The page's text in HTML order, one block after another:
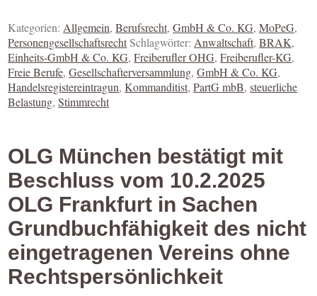
Kategorien:Allgemein,Berufsrecht,GmbH & Co. KG,MoPeG,
PersonengesellschaftsrechtSchlagwörter:Anwaltschaft,BRAK,
Einheits-GmbH & Co. KG,Freiberufler OHG,Freiberufler-KG,
Freie Berufe,Gesellschafterversammlung,GmbH & Co. KG,
Handelsregistereintragun,Kommanditist,PartG mbB,steuerliche
Belastung,Stimmrecht
OLG München bestätigt mit
Beschluss vom 10.2.2025
OLG Frankfurt in Sachen
Grundbuchfähigkeit des nicht
eingetragenen Vereins ohne
Rechtspersönlichkeit